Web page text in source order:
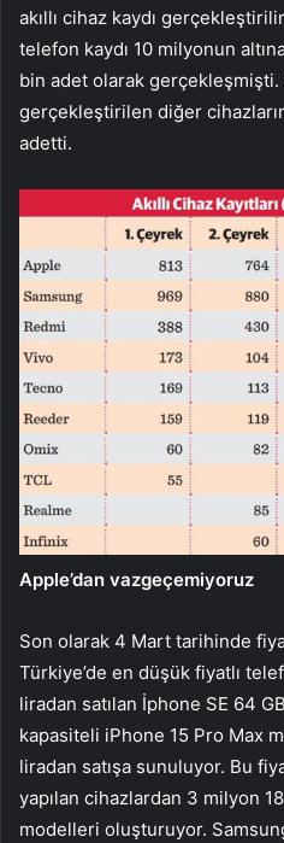
akıllı cihaz kaydı
telefon kaydı 10 milyonun
bin adet olarak gerçekleşmişti.
gerçekleştirilen diğer
adetti.
Apple’dan vazgeçemiyoruz
Son olarak 4 Mart tarihinde
Türkiye’de en düşük fiyatlı
liradan satılan İphone SE 64
kapasiteli iPhone 15 Pro Max
liradan satışa sunuluyor. Bu
yapılan cihazlardan 3 milyon
modelleri oluşturuyor.